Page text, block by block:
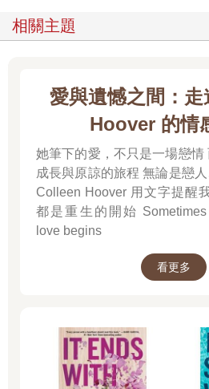
相關主題
愛與遺憾之間：
Hoover 的情
她筆下的愛，不只是一場戀情
成長與原諒的旅程 無論是戀
Colleen Hoover 用文字提醒
都是重生的開始
love begins
看更多